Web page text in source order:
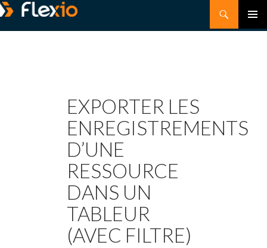
Recherche
EXPORTER LES
ENREGISTREMENTS
D’UNE
RESSOURCE
DANS UN
TABLEUR
(AVEC FILTRE)